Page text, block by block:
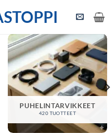
PUHELINTARVIKKEET
420 TUOTTEET